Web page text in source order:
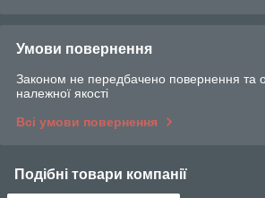
Умови повернення
Законом не передбачено повернення та
належної якості
Всі умови повернення
Подібні товари компанії